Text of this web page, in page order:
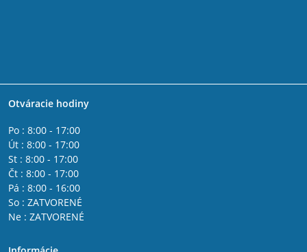
Otváracie hodiny
Po : 8:00 - 17:00
Út : 8:00 - 17:00
St : 8:00 - 17:00
Čt : 8:00 - 17:00
Pá : 8:00 - 16:00
So : ZATVORENÉ
Ne : ZATVORENÉ